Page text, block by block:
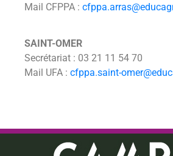
Mail CFPPA :
SAINT-OMER
Secrétariat : 03 21 11 54 70
Mail UFA : cfppa.saint-